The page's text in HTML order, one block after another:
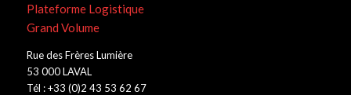
Plateforme Logistique
Grand Volume
Rue des Frères Lumière
53 000 LAVAL
Tél : +33 (0)2 43 53 62 67